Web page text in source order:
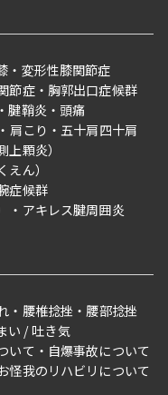
変形性膝関節症
節症
胸郭出口症候群
腱鞘炎
頭痛
肩こり
五十肩四十肩
顆炎）
ん）
症候群
アキレス腱周囲炎
腰椎捻挫
腰部捻挫
い / 吐き気
いて
自爆事故について
怪我のリハビリについて